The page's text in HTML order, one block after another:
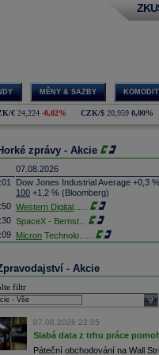
MĚNY & SAZBY
€ 24,224 -0,02% CZK/$ 20,959 0,00%
zprávy - Akcie
07.08.2026
Dow Jones Industrial Average +0,3
100 +1,2 % (Bloomberg)
Western Digital
SpaceX - Bernst
Micron Technolo
Objem obchodů s akciemi na
obchodů za poslední rok je 0,665
Zvýšení výroby balistických střel
nějakou dobu potrvá. Agentuře
Armin Papperger. Společná výroba
doplnit arzenál Spojeným státům,
(ČTK)
Conocophillips
- Akcie
filtr
07.08.2026 22:05
Slabá data z trhu práce
Páteční obchodování na Wall